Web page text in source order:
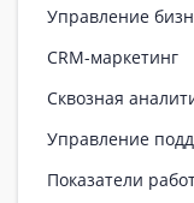
Управление
CRM-маркетинг
Сквозная
Управление
Показатели